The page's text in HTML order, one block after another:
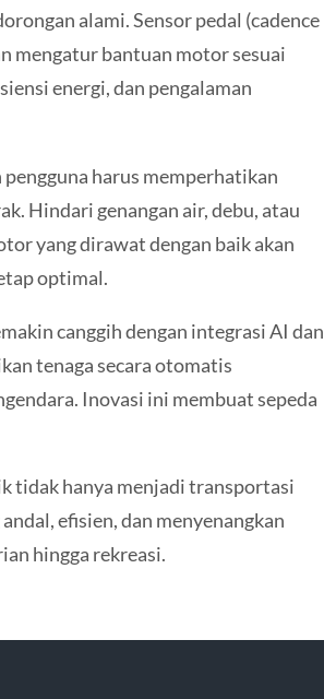
alami. Sensor pedal (cadence
mengatur bantuan motor sesuai
energi, dan pengalaman
harus memperhatikan
Hindari genangan air, debu, atau
yang dirawat dengan baik akan
optimal.
canggih dengan integrasi AI dan
tenaga secara otomatis
Inovasi ini membuat sepeda
tidak hanya menjadi transportasi
efisien, dan menyenangkan
hingga rekreasi.